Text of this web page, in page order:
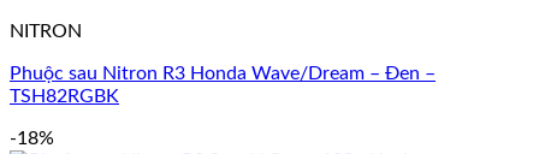
NITRON
Phuộc sau Nitron R3 Honda Wave/Dream – Đen –
TSH82RGBK
-18%